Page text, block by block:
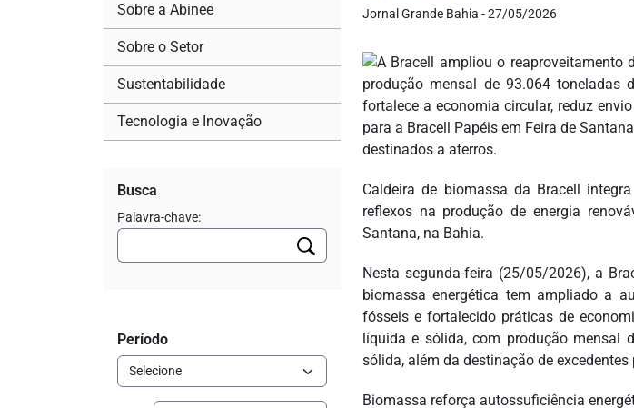
Jornal Grande Bahia - 27/05/2026
Caldeira de biomassa da Bracell
reflexos na produção de energia
Santana, na Bahia.
Nesta segunda-feira (25/05/2026), a
biomassa energética tem ampliado a
fósseis e fortalecido práticas de
líquida e sólida, com produção mensal
sólida, além da destinação de
Biomassa reforça autossuficiência
Sobre a Abinee
Sobre o Setor
Sustentabilidade
Tecnologia e Inovação
Busca
Palavra-chave:
Período